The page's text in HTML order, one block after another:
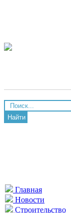
Найти
Главная
Новости
Строительство